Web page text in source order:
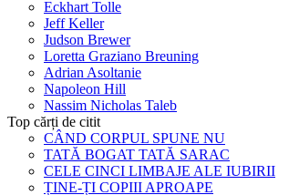
Eckhart Tolle
Jeff Keller
Judson Brewer
Loretta Graziano Breuning
Adrian Asoltanie
Napoleon Hill
Nassim Nicholas Taleb
Top cărți de citit
CÂND CORPUL SPUNE NU
TATĂ BOGAT TATĂ SARAC
CELE CINCI LIMBAJE ALE IUBIRII
ȚINE-ȚI COPIII APROAPE